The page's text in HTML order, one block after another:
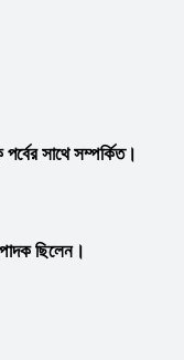
সাথে সম্পর্কিত।
ছিলেন।